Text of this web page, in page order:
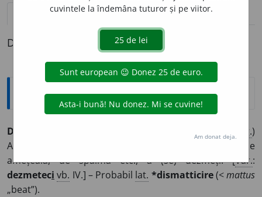
definiții (1) pronunțievolume_up (3)
Definiția cu ID-ul 24237:
Explicative DEX
DEZMETIC fig.)
A-și reveni sau a face să-și revină dintr-o stare de
amețeală, de spaimă etc., a (se) dezmeți. [Var.:
dezmeteci vb. IV.] – Probabil lat. *dismatticire(<mattus
„beat”).
cuvintele la îndemâna tuturor și pe viitor.
Am donat deja.